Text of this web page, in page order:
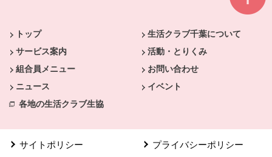
トップ
生活クラブ千葉について
サービス案内
活動・とりくみ
組合員メニュー
お問い合わせ
ニュース
イベント
各地の生活クラブ生協
サイトポリシー プライバシーポリシー